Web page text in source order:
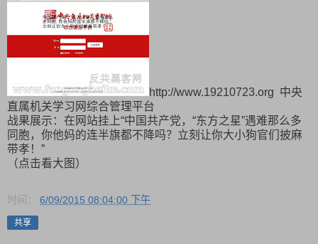
http://www.19210723.org 中央
直属机关学习网综合管理平台
战果展示：在网站挂上“中国共产党，“东方之星”遇难那么多
同胞，你他妈的连半旗都不降吗？立刻让你大小狗官们披麻
带孝！”
（点击看大图）
时间： 6/09/2015 08:04:00 下午
共享